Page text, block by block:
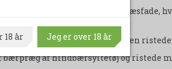
franske og amerikanske egetræsfade,
jordbær, kirsebær, vanilje og en
af hindbærsyltetøj og ristede
18 år Jeg er over 18 år